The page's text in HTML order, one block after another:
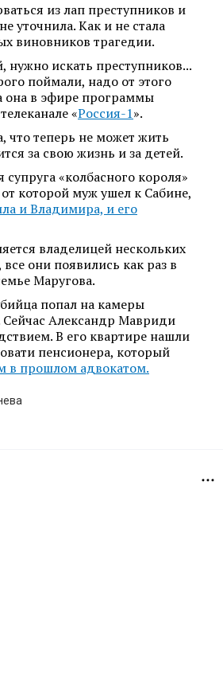
из лап преступников и
уточнила. Как и не стала
виновников трагедии.
нужно искать преступников...
поймали, надо от этого
она в эфире программы
«Россия-1».
теперь не может жить
за свою жизнь и за детей.
«колбасного короля»
которой муж ушел к Сабине,
и Владимира, и его
владелицей нескольких
они появились как раз в
Маругова.
попал на камеры
Александр Мавриди
В его квартире нашли
пенсионера, который
в прошлом адвокатом.